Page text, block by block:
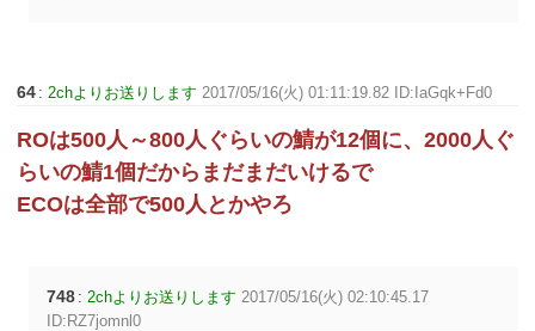
64 : 2chよりお送りします 2017/05/16(火) 01:11:19.82 ID:IaGqk+Fd0
ROは500人～800人ぐらいの鯖が12個に、2000人ぐ
らいの鯖1個だからまだまだいけるで
ECOは全部で500人とかやろ
748 :2chよりお送りします 2017/05/16(火) 02:10:45.17
ID:RZ7jomnl0